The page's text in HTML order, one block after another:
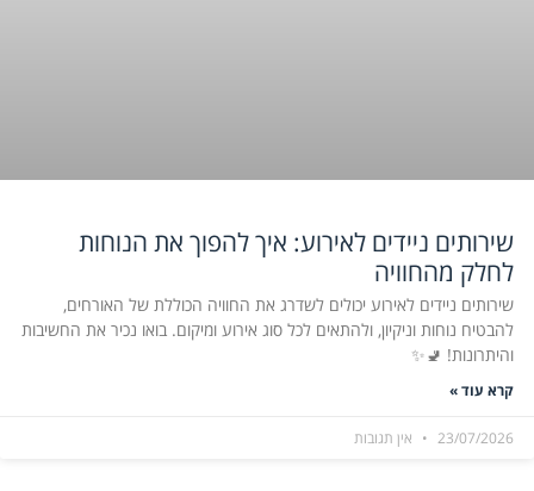
שירותים ניידים לאירוע: איך להפוך את הנוחות
לחלק מהחוויה
שירותים ניידים לאירוע יכולים לשדרג את החוויה הכוללת של האורחים,
להבטיח נוחות וניקיון, ולהתאים לכל סוג אירוע ומיקום. בואו נכיר את החשיבות
והיתרונות! 🚽✨
קרא עוד »
23/07/2026 אין תגובות